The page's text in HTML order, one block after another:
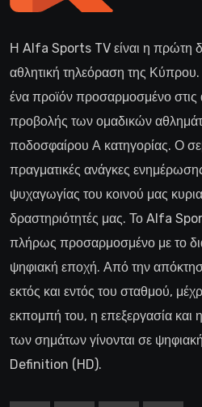
Η Alfa Sports TV είναι η πρώτη
αθλητική τηλεόραση της
ένα προϊόν προσαρμοσμένο στις
προβολής των ομαδικών
ποδοσφαίρου Α κατηγορίας. Ο
πραγματικές ανάγκες
ψυχαγωγίας του κοινού μας
δραστηριότητές μας. Το Alfa
πλήρως προσαρμοσμένο με το
ψηφιακή εποχή. Από την
εκτός και εντός του σταθμού,
εκπομπή του, η επεξεργασία και
των σημάτων γίνονται σε
Definition (HD).